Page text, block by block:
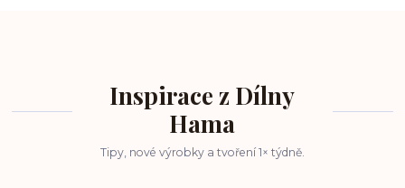
Inspirace z Dílny
Hama
Tipy, nové výrobky a tvoření 1× týdně.